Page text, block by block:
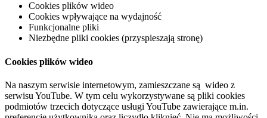
Cookies plików wideo
Cookies wpływające na wydajność
Funkcjonalne pliki
Niezbędne pliki cookies (przyspieszają stronę)
Cookies plików wideo
Na naszym serwisie internetowym, zamieszczane są wideo z
serwisu YouTube. W tym celu wykorzystywane są pliki cookies
podmiotów trzecich dotyczące usługi YouTube zawierające m.in.